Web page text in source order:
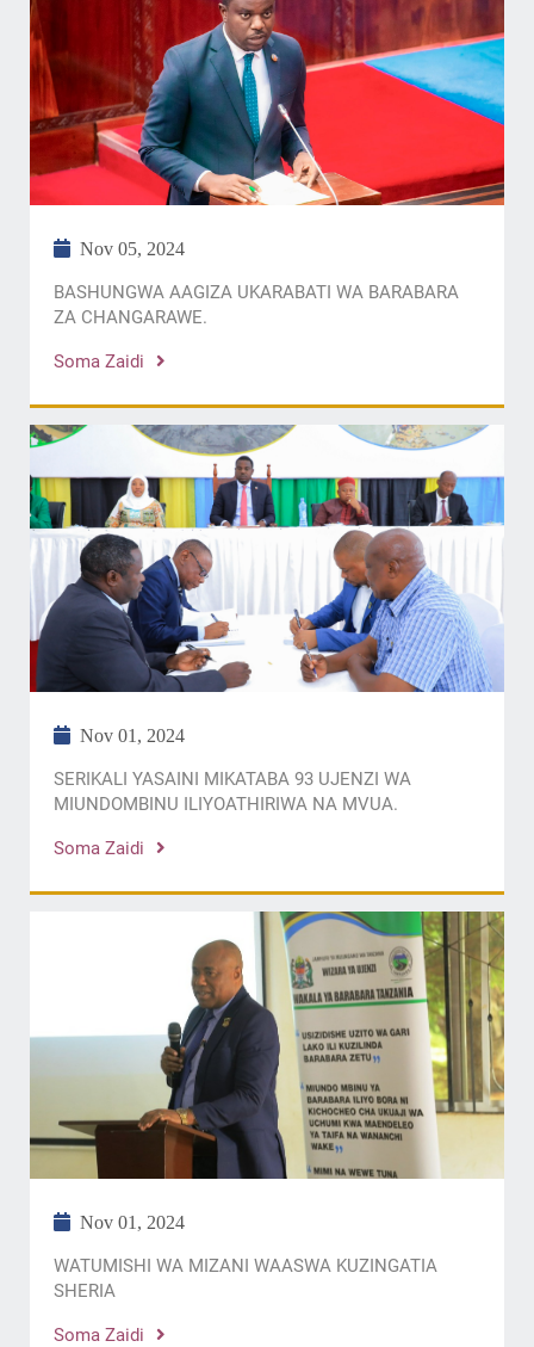
Nov 05, 2024
BASHUNGWA AAGIZA UKARABATI WA BARABARA
ZA CHANGARAWE.
Soma Zaidi
Nov 01, 2024
SERIKALI YASAINI MIKATABA 93 UJENZI WA
MIUNDOMBINU ILIYOATHIRIWA NA MVUA.
Soma Zaidi
Nov 01, 2024
WATUMISHI WA MIZANI WAASWA KUZINGATIA
SHERIA
Soma Zaidi